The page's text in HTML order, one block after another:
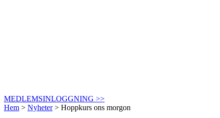
MEDLEMSINLOGGNING >>
Hem > Nyheter> Hoppkurs ons morgon